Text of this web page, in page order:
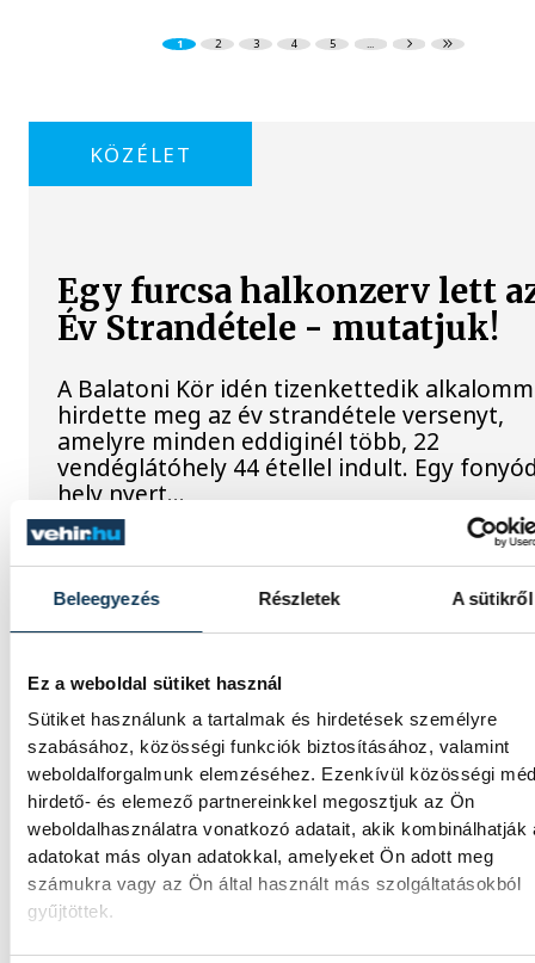
Beleegyezés Részletek A sütikről
Ez a weboldal sütiket használ
Sütiket használunk a tartalmak és hirdetések személyre
szabásához, közösségi funkciók biztosításához, valamint
weboldalforgalmunk elemzéséhez. Ezenkívül közösségi
hirdető- és elemező partnereinkkel megosztjuk az Ön
weboldalhasználatra vonatkozó adatait, akik kombinálhatják
adatokat más olyan adatokkal, amelyeket Ön adott meg
számukra vagy az Ön által használt más szolgáltatásokból
gyűjtöttek.
1 2 3 4 5 ...
KÖZÉLET
Egy furcsa halkonzerv lett
Év Strandétele - mutatjuk!
A Balatoni Kör idén tizenkettedik
hirdette meg az év strandétele versenyt,
amelyre minden eddiginél több, 22
vendéglátóhely 44 étellel indult. Egy
hely nyert...
Meglepték az elemzőket a
júliusi inflációs adatok
Hatalmas meglepetésként értékelték az
elemzők a júliusi, 1,2 százalékos inflációs
adatot.
Sorra kerülnek elő
világháborús leletek az
alacsony Dunából